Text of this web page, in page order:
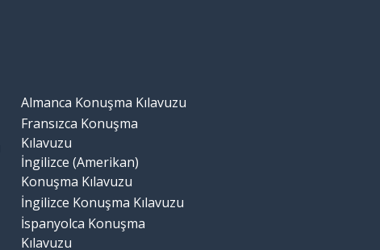
Almanca Konuşma Kılavuzu
Fransızca Konuşma
Kılavuzu
İngilizce (Amerikan)
Konuşma Kılavuzu
İngilizce Konuşma Kılavuzu
İspanyolca Konuşma
Kılavuzu